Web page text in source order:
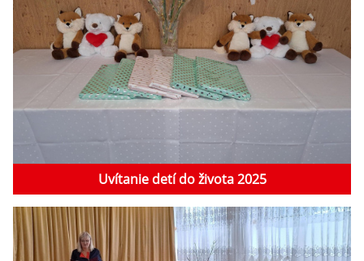
Uvítanie detí do života 2025